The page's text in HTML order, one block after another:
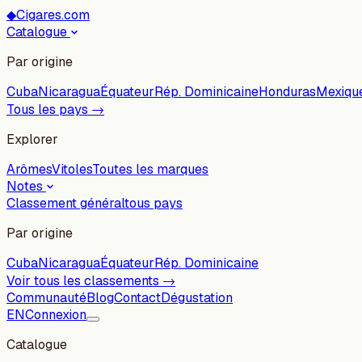
◆Cigares.com
Catalogue
Par origine
CubaNicaraguaÉquateurRép. DominicaineHonduras
Tous les pays →
Explorer
ArômesVitolesToutes les marques
Notes
Classement généraltous pays
Par origine
CubaNicaraguaÉquateurRép. Dominicaine
Voir tous les classements →
CommunautéBlogContactDégustation
ENConnexion
Catalogue